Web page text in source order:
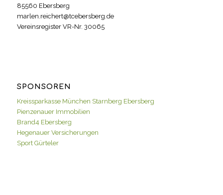
85560 Ebersberg
marlen.reichert@tcebersberg.de
Vereinsregister VR-Nr. 30065
SPONSOREN
Kreissparkasse München Starnberg Ebersberg
Pienzenauer Immobilien
Brand4 Ebersberg
Hegenauer Versicherungen
Sport Gürteler